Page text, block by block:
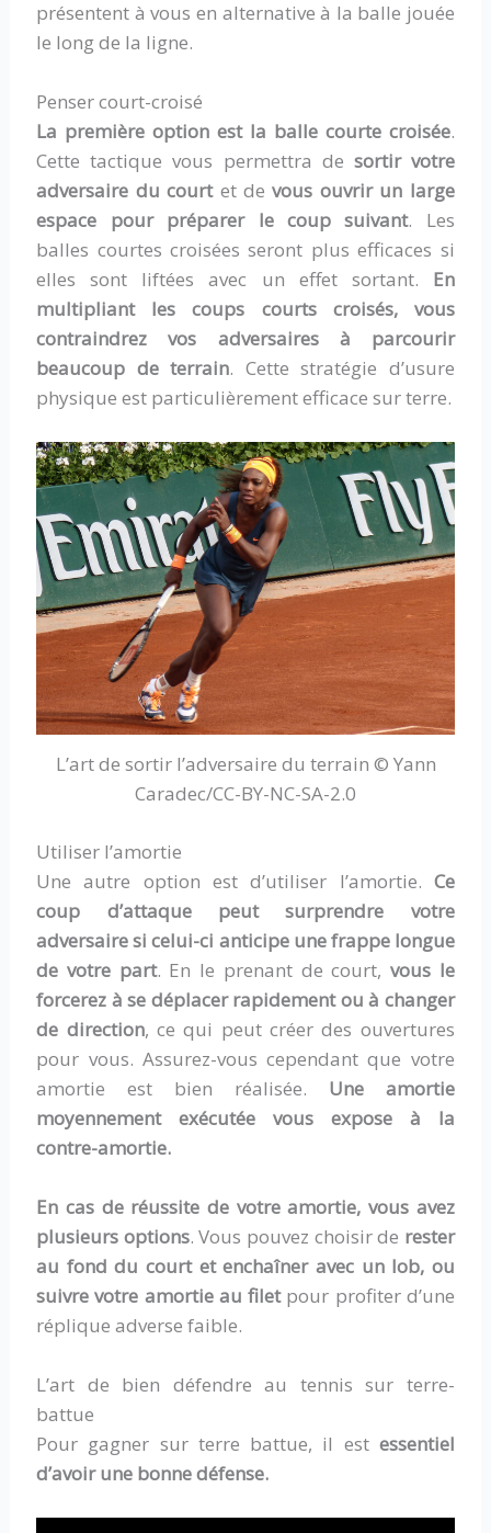
présentent à vous en alternative à la balle jouée
le long de la ligne.
Penser court-croisé
La première option est la balle courte croisée.
Cette tactique vous permettra de sortir votre
adversaire du courtet devous ouvrir un large
espace pour préparer le coup suivant. Les
balles courtes croisées seront plus efficaces si
elles sont liftées avec un effet sortant. En
multipliant les coups courts croisés,
vous
contraindrez vos adversaires à parcourir
beaucoup de terrain. Cette stratégie d’usure
physique est particulièrement efficace sur terre.
L’art de sortir l’adversaire du terrain © Yann
Caradec/CC-BY-NC-SA-2.0
Utiliser l’amortie
Une autre option est d’utiliser l’amortie. Ce
coup d’attaque peut surprendre votre
adversaire si celui-ci anticipe une frappe longue
de votre part. En le prenant de court,vous le
forcerez à se déplacer rapidement ou à changer
de direction, ce qui peut créer des ouvertures
pour vous. Assurez-vous cependant que votre
amortie est bien réalisée. Une amortie
moyennement exécutée vous expose à la
contre-amortie.
En cas de réussite de votre amortie, vous avez
plusieurs options. Vous pouvez choisir de rester
au fond du court et enchaîner avec un lob, ou
suivre votre amortie au filetpour profiter d’une
réplique adverse faible.
L’art de bien défendre au tennis sur terre-
battue
Pour gagner sur terre battue, il est essentiel
d’avoir une bonne défense.